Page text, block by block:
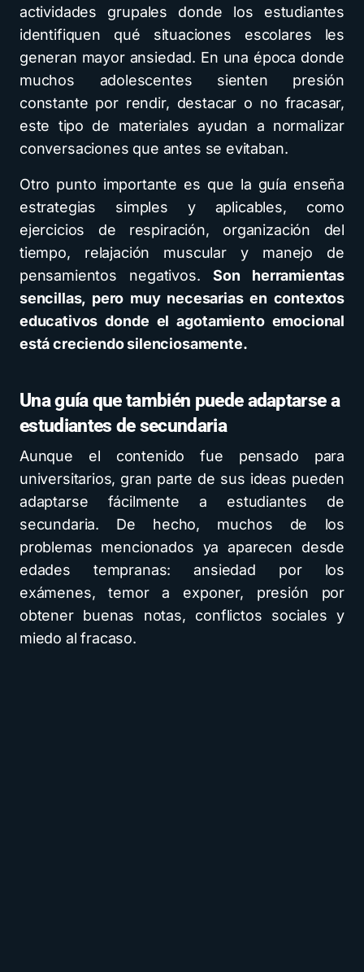
actividades grupales donde los estudiantes
identifiquen qué situaciones escolares les
generan mayor ansiedad. En una época donde
muchos adolescentes sienten presión
constante por rendir, destacar o no fracasar,
este tipo de materiales ayudan a normalizar
conversaciones que antes se evitaban.
Otro punto importante es que la guía enseña
estrategias simples y aplicables, como
ejercicios de respiración, organización del
tiempo, relajación muscular y manejo de
pensamientos negativos.Son herramientas
sencillas, pero muy necesarias en contextos
educativos donde el agotamiento emocional
está creciendo silenciosamente.
Una guía que también puede adaptarse a
estudiantes de secundaria
Aunque el contenido fue pensado para
universitarios, gran parte de sus ideas pueden
adaptarse fácilmente a estudiantes de
secundaria. De hecho, muchos de los
problemas mencionados ya aparecen desde
edades tempranas: ansiedad por los
exámenes, temor a exponer, presión por
obtener buenas notas, conflictos sociales y
miedo al fracaso.